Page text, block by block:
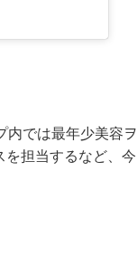
内では最年少美容ヲ
を担当するなど、今